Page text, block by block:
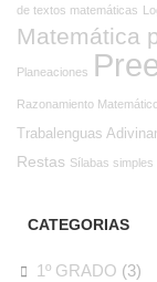
de textos matemáticas
Matemática
Planeaciones
Razonamiento
Trabalenguas
Restas Sílabas simples
CATEGORIAS
1º GRADO (3)